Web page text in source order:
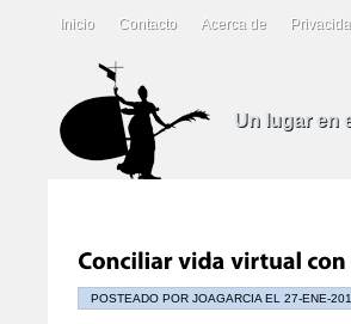
Inicio Contacto Acerca de
Un lugar en
POSTEADO POR JOAGARCIA EL 27-ENE-